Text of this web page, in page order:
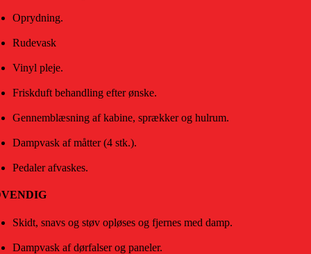
Oprydning.
Rudevask
Vinyl pleje.
Friskduft behandling efter ønske.
Gennemblæsning af kabine, sprækker og hulrum.
Dampvask af måtter (4 stk.).
Pedaler afvaskes.
Skidt, snavs og støv opløses og fjernes med damp.
Dampvask af dørfalser og paneler.